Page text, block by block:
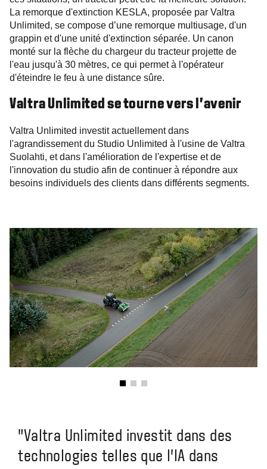
La remorque d'extinction KESLA, proposée par Valtra
Unlimited, se compose d’une remorque multiusage, d'un
grappin et d'une unité d'extinction séparée. Un canon
monté sur la flèche du chargeur du tracteur projette de
l'eau jusqu'à 30 mètres, ce qui permet à l'opérateur
d'éteindre le feu à une distance sûre.
Valtra Unlimited se tourne vers l'avenir
Valtra Unlimited investit actuellement dans
l'agrandissement du Studio Unlimited à l'usine de Valtra
Suolahti, et dans l'amélioration de l'expertise et de
l'innovation du studio afin de continuer à répondre aux
besoins individuels des clients dans différents segments.
"Valtra Unlimited investit dans des
technologies telles que l'IA dans